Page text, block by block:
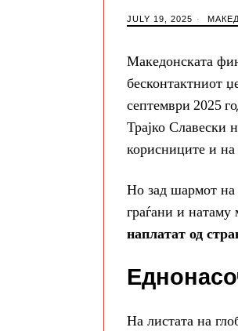
JULY 19, 2025
Македонската
бесконтактниот
септември 2025
Трајко Славески
корисниците и на
Но зад шармот на
граѓани и натаму
наплатат од
На листата на